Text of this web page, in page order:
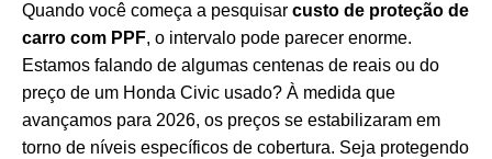
Quando você começa a pesquisar custo de proteção de
carro com PPF, o intervalo pode parecer enorme.
Estamos falando de algumas centenas de reais ou do
preço de um Honda Civic usado? À medida que
avançamos para 2026, os preços se estabilizaram em
torno de níveis específicos de cobertura. Seja protegendo